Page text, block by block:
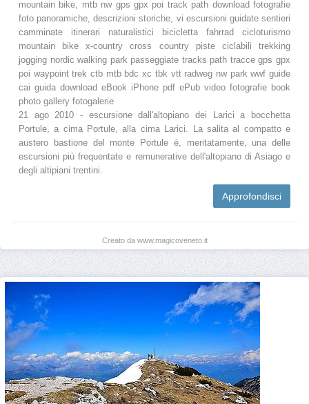
mountain bike, mtb nw gps gpx poi track path download fotografie
foto panoramiche, descrizioni storiche, vi escursioni guidate sentieri
camminate itinerari naturalistici bicicletta fahrrad cicloturismo
mountain bike x-country cross country piste ciclabili trekking
jogging nordic walking park passeggiate tracks path tracce gps gpx
poi waypoint trek ctb mtb bdc xc tbk vtt radweg nw park wwf guide
cai guida download eBook iPhone pdf ePub video fotografie book
photo gallery fotogalerie
21 ago 2010 - escursione dall'altopiano dei Larici a bocchetta
Portule, a cima Portule, alla cima Larici. La salita al compatto e
austero bastione del monte Portule è, meritatamente, una delle
escursioni più frequentate e remunerative dell'altopiano di Asiago e
degli altipiani trentini.
Approfondisci
Creato da www.magicoveneto.it